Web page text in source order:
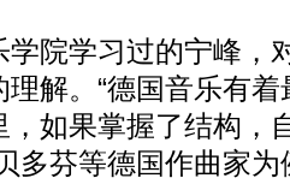
学习过的宁峰，
解。“德国音乐有
，如果掌握了结构，
多芬等德国作曲家